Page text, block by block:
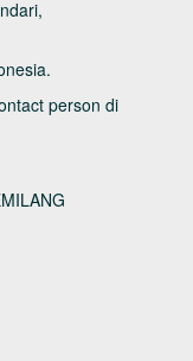
person di